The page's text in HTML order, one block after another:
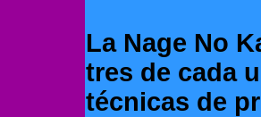
La Nage No
tres de cada
técnicas de